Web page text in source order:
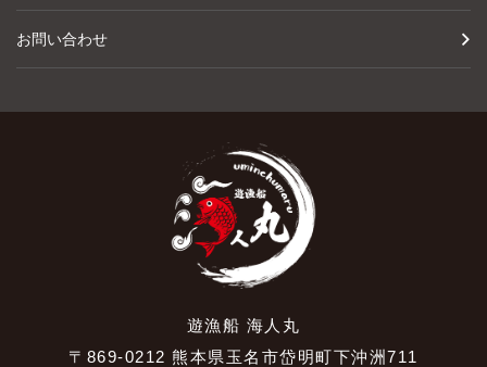
お問い合わせ
遊漁船 海人丸
〒869-0212 熊本県玉名市岱明町下沖洲711